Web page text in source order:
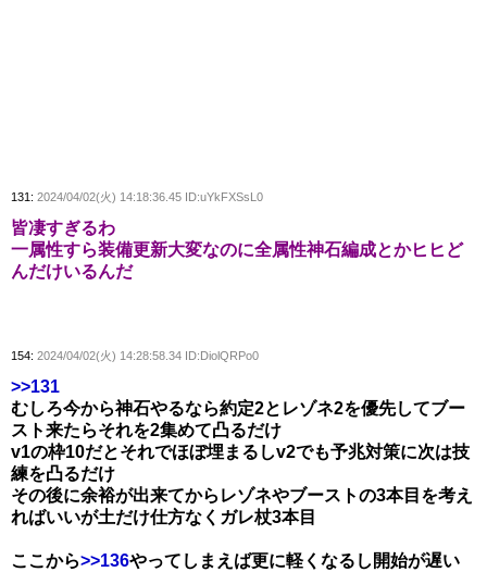
131: 2024/04/02(火) 14:18:36.45 ID:uYkFXSsL0
皆凄すぎるわ
一属性すら装備更新大変なのに全属性神石編成とかヒヒど
んだけいるんだ
154: 2024/04/02(火) 14:28:58.34 ID:DiolQRPo0
>>131
むしろ今から神石やるなら約定2とレゾネ2を優先してブー
スト来たらそれを2集めて凸るだけ
v1の枠10だとそれでほぼ埋まるしv2でも予兆対策に次は技
練を凸るだけ
その後に余裕が出来てからレゾネやブーストの3本目を考え
ればいいが土だけ仕方なくガレ杖3本目
ここから>>136やってしまえば更に軽くなるし開始が遅い